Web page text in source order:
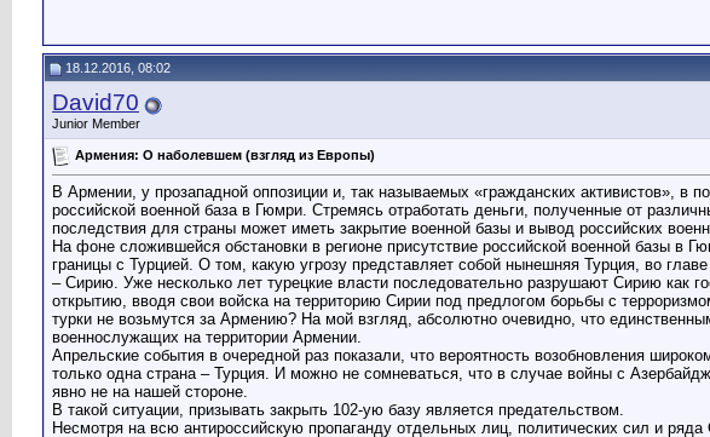
18.12.2016, 08:02
David70
Junior Member
Армения: О наболевшем (взгляд из Европы)
В Армении, у прозападной оппозиции и, так называемых «гражданских активистов», в
российской военной база в Гюмри. Стремясь отработать деньги, полученные от
последствия для страны может иметь закрытие военной базы и вывод российских
На фоне сложившейся обстановки в регионе присутствие российской военной базы в
границы с Турцией. О том, какую угрозу представляет собой нынешняя Турция, во
– Сирию. Уже несколько лет турецкие власти последовательно разрушают Сирию как
открытию, вводя свои войска на территорию Сирии под предлогом борьбы с
турки не возьмутся за Армению? На мой взгляд, абсолютно очевидно, что
военнослужащих на территории Армении.
Апрельские события в очередной раз показали, что вероятность возобновления
только одна страна – Турция. И можно не сомневаться, что в случае войны с
явно не на нашей стороне.
В такой ситуации, призывать закрыть 102-ую базу является предательством.
Несмотря на всю антироссийскую пропаганду отдельных лиц, политических сил и